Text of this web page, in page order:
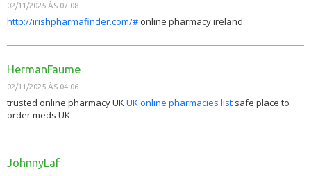
02/11/2025 ÀS 07:08
http://irishpharmafinder.com/# online pharmacy ireland
HermanFaume
02/11/2025 ÀS 04:06
trusted online pharmacy UKUK online pharmacies list safe place to
order meds UK
JohnnyLaf